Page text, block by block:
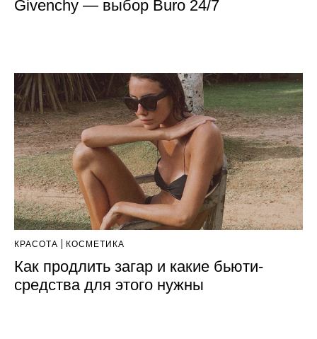
Givenchy — выбор Buro 24/7
КРАСОТА КОСМЕТИКА
Как продлить загар и какие бьюти-
средства для этого нужны